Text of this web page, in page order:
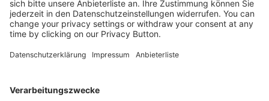
Kostenlose Rücksendung bis zu 14 Tage nach
Bestelleingang (innerhalb Deutschlands).
Versandkosten.